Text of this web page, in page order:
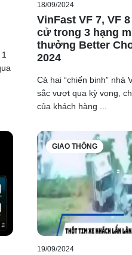
cơ 2.0L và hai mô-tơ điện,
1
18/09/2024
VinFast VF 7, VF
cử trong 3 hạng
thưởng Better
2024
Cả hai “chiến binh” nhà
sắc vượt qua kỳ vọng,
của khách hàng ...
GIAO THÔNG
19/09/2024